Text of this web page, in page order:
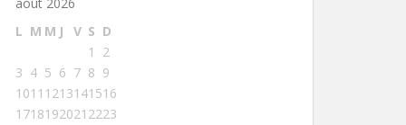
L M M J V S D
1
2
3 4 5 6 7 8 9
1011 1213141516
1718192021 2223